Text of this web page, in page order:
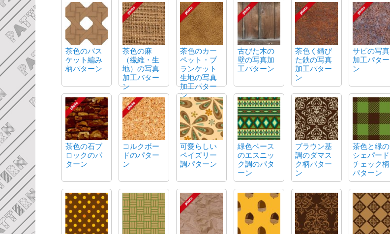
茶色のバス
ケット編み
柄パターン
茶色の麻
（繊維・生
地）の写真
加工パター
ン
茶色のカー
ペット・ブ
ランケット
生地の写真
加工パター
ン
古びた木の
壁の写真加
工パターン
茶色く錆び
た鉄の写真
加工パター
ン
サビの写真
加工パター
ン
茶色の石ブ
ロックのパ
ターン
コルクボー
ドのパター
ン
可愛らしい
ペイズリー
調パターン
緑色ベース
のエスニッ
ク調のパタ
ーン
ブラウン基
調のダマス
ク柄パター
ン
茶色と緑の
シェパード
チェック柄
パターン